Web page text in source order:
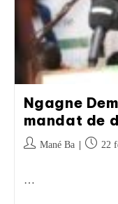
Ngagne
mandat de
Mané Ba 22
…